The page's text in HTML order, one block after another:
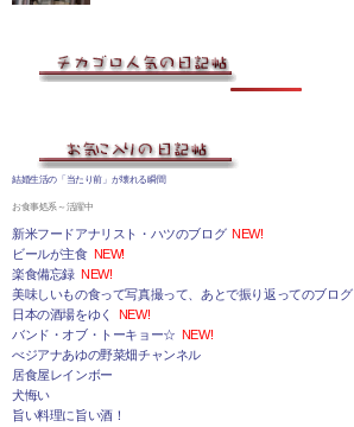
結婚生活の「当たり前」が壊れる瞬間
お食事処系～活躍中
新米フードアナリスト・ハツのブログ NEW!
ビールが主食 NEW!
楽食備忘録 NEW!
美味しいもの食って写真撮って、あとで振り返ってのブログ
日本の酒場をゆく
NEW!
バンド・オブ・トーキョー☆ NEW!
べジアナあゆの野菜畑チャンネル
居食屋レインボー
犬悔い
旨い料理に旨い酒！